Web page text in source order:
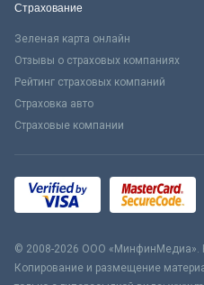
Страхование
Зеленая карта онлайн
Отзывы о страховых компаниях
Рейтинг страховых компаний
Страховка авто
Страховые компании
© 2008-2026 ООО «МинфинМедиа».
Копирование и размещение